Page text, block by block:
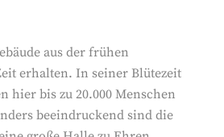
aus der frühen
erhalten. In seiner Blütezeit
hier bis zu 20.000 Menschen
beeindruckend sind die